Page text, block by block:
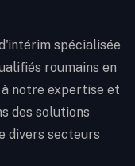
spécialisée
roumains en
notre expertise et
des solutions
divers secteurs